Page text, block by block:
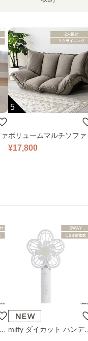
5
ボリュームマルチソファ
¥17,800
miffy ダイカット ハンディ